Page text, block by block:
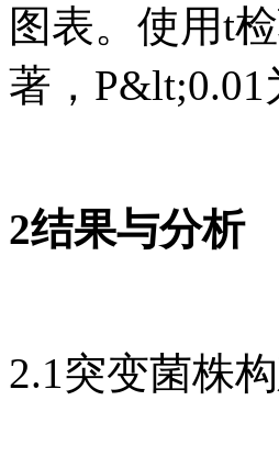
图表。使用t
著，
2结果与分析
2.1突变菌株